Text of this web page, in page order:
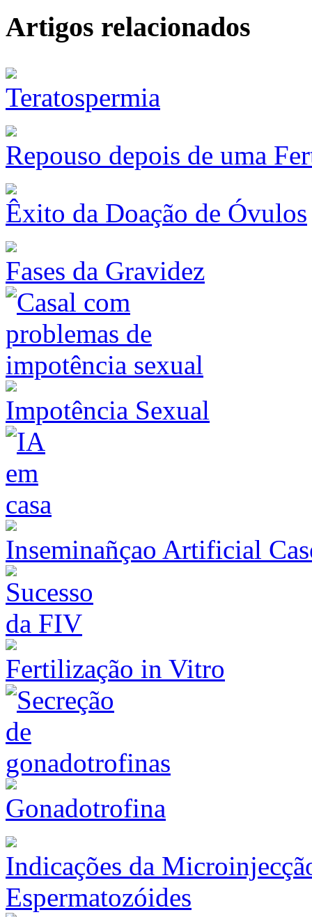
Artigos relacionados
Teratospermia
Repouso depois de uma
Êxito da Doação de Óvulos
Fases da Gravidez
Impotência Sexual
Inseminañçao Artificial
Fertilização in Vitro
Gonadotrofina
Indicações da
Espermatozóides